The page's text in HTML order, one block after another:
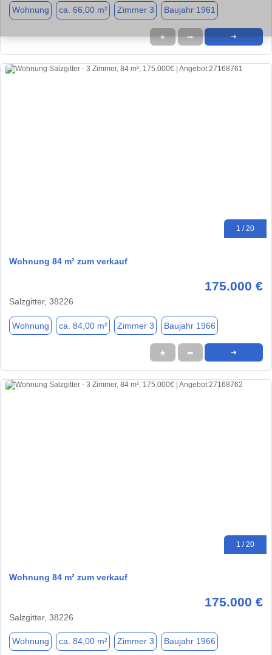
Wohnung ca. 66,00 m² Zimmer 3 Baujahr 1961
★ ➦ ➜
1 / 20
Wohnung 84 m² zum verkauf
175.000 €
Salzgitter, 38226
Wohnung ca. 84,00 m² Zimmer 3 Baujahr 1966
★ ➦ ➜
1 / 20
Wohnung 84 m² zum verkauf
175.000 €
Salzgitter, 38226
Wohnung ca. 84,00 m² Zimmer 3 Baujahr 1966